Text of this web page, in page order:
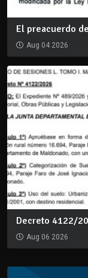
El preacuerdo
Aug 04 2026
Decreto 4122/
Aug 06 2026